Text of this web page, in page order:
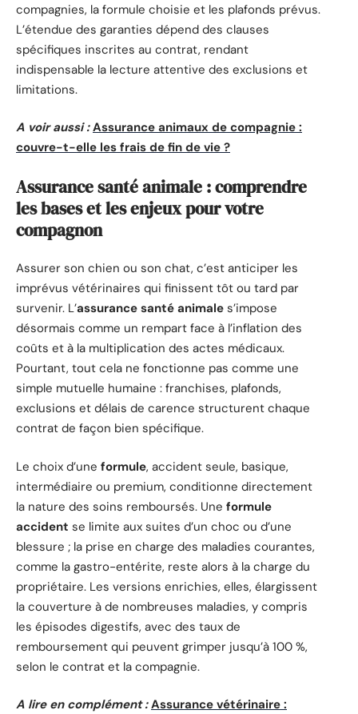
compagnies, la formule choisie et les plafonds prévus.
L’étendue des garanties dépend des clauses
spécifiques inscrites au contrat, rendant
indispensable la lecture attentive des exclusions et
limitations.
A voir aussi : Assurance animaux de compagnie :
couvre-t-elle les frais de fin de vie ?
Assurance santé animale : comprendre
les bases et les enjeux pour votre
compagnon
Assurer son chien ou son chat, c’est anticiper les
imprévus vétérinaires qui finissent tôt ou tard par
survenir. L’assurance santé animale s’impose
désormais comme un rempart face à l’inflation des
coûts et à la multiplication des actes médicaux.
Pourtant, tout cela ne fonctionne pas comme une
simple mutuelle humaine : franchises, plafonds,
exclusions et délais de carence structurent chaque
contrat de façon bien spécifique.
Le choix d’une formule, accident seule, basique,
intermédiaire ou premium, conditionne directement
la nature des soins remboursés. Une formule
accident se limite aux suites d’un choc ou d’une
blessure ; la prise en charge des maladies courantes,
comme la gastro-entérite, reste alors à la charge du
propriétaire. Les versions enrichies, elles, élargissent
la couverture à de nombreuses maladies, y compris
les épisodes digestifs, avec des taux de
remboursement qui peuvent grimper jusqu’à 100 %,
selon le contrat et la compagnie.
A lire en complément : Assurance vétérinaire :